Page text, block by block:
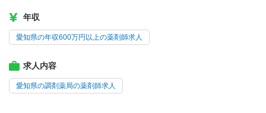
年収
愛知県の年収600万円以上の薬剤師求人
求人内容
愛知県の調剤薬局の薬剤師求人